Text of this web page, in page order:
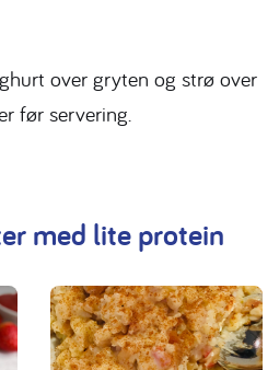
over gryten og strø over
før servering.
med lite protein